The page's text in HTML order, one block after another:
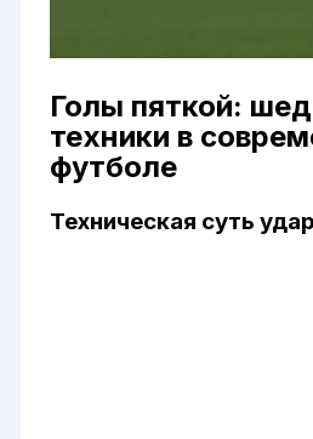
Голы пяткой:
техники в
футболе
Техническая суть